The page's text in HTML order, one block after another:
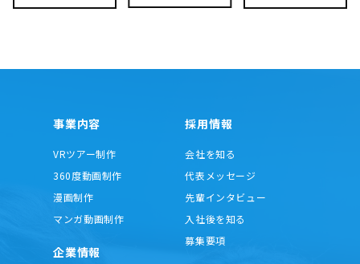
事業内容
VRツアー制作
360度動画制作
漫画制作
マンガ動画制作
企業情報
採用情報
会社を知る
代表メッセージ
先輩インタビュー
入社後を知る
募集要項